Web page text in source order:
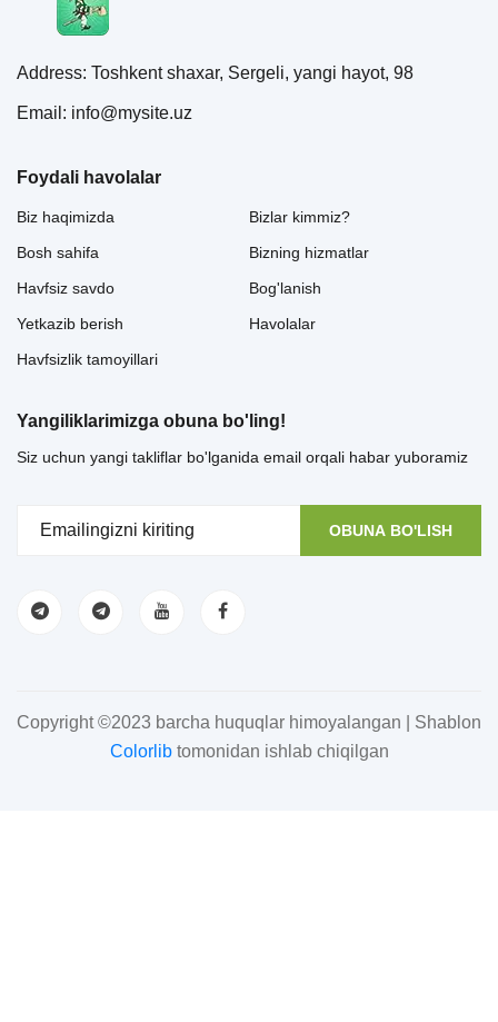
Address: Toshkent shaxar, Sergeli, yangi hayot, 98
Email: info@mysite.uz
Foydali havolalar
Biz haqimizda
Bosh sahifa
Havfsiz savdo
Yetkazib berish
Havfsizlik tamoyillari
Bizlar kimmiz?
Bizning hizmatlar
Bog'lanish
Havolalar
Yangiliklarimizga obuna bo'ling!
Siz uchun yangi takliflar bo'lganida email orqali habar yuboramiz
OBUNA BO'LISH
Copyright ©2023 barcha huquqlar himoyalangan | Shablon
Colorlibtomonidan ishlab chiqilgan